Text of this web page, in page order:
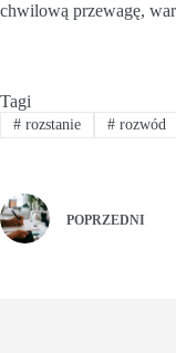
chwilową przewagę,
Tagi
#rozstanie #rozwód
POPRZEDNI